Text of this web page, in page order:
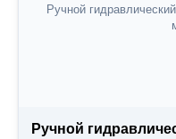
Ручной
Ручной